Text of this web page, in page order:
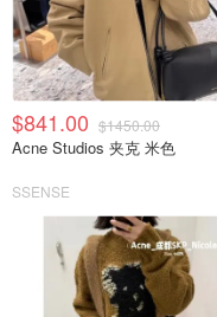
$841.00 $1450.00
Acne Studios 夹克 米色
SSENSE